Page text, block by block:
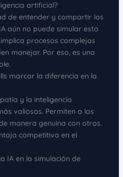
artificial?
de entender y compartir los
aún no puede simular esto
procesos complejos
manejar. Por eso, es una
marcar la diferencia en la
y la inteligencia
valiosas. Permiten a los
manera genuina con otros.
competitiva en el
IA en la simulación de